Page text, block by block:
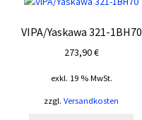
VIPA/Yaskawa 321-1BH70
273,90€
exkl. 19 % MwSt.
zzgl.Versandkosten